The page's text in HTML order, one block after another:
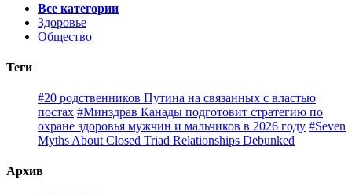
Все категории
Здоровье
Общество
Теги
#20 родственников Путина на связанных с властью
постах #Минздрав Канады подготовит стратегию по
охране здоровья мужчин и мальчиков в 2026 году #Seven
Myths About Closed Triad Relationships Debunked
Архив